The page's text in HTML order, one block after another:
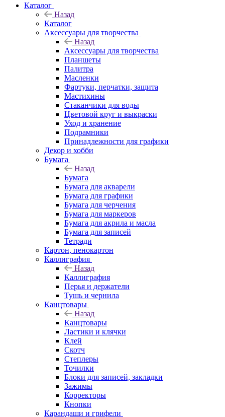
Каталог
Назад
Каталог
Аксессуары для творчества
Назад
Аксессуары для творчества
Планшеты
Палитра
Масленки
Фартуки, перчатки, защита
Мастихины
Стаканчики для воды
Цветовой круг и выкраски
Уход и хранение
Подрамники
Принадлежности для графики
Декор и хобби
Бумага
Назад
Бумага
Бумага для акварели
Бумага для графики
Бумага для черчения
Бумага для маркеров
Бумага для акрила и масла
Бумага для записей
Тетради
Картон, пенокартон
Каллиграфия
Назад
Каллиграфия
Перья и держатели
Тушь и чернила
Канцтовары
Назад
Канцтовары
Ластики и клячки
Клей
Скотч
Степлеры
Точилки
Блоки для записей, закладки
Зажимы
Корректоры
Кнопки
Карандаши и грифели